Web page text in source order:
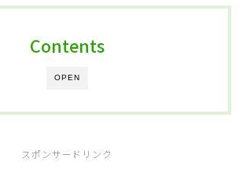
OPEN
Contents
スポンサードリンク